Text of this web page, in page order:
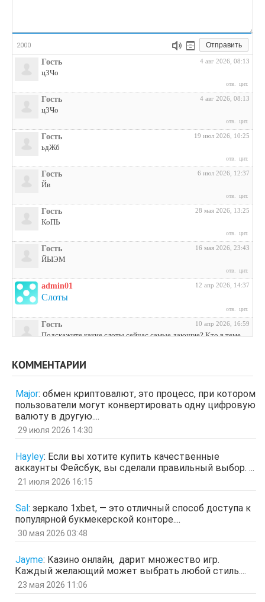
Отправить
2000
Гость 4 авг 2026, 08:13
цЗЧо
отв. цит.
Гость 4 авг 2026, 08:13
цЗЧо
отв. цит.
Гость 19 июл 2026, 10:25
ьдЖб
отв. цит.
Гость 6 июл 2026, 12:37
Йв
отв. цит.
Гость 28 мая 2026, 13:25
КоПЬ
отв. цит.
Гость 16 мая 2026, 23:43
ЙЫЭМ
отв. цит.
admin01 12 апр 2026, 14:37
Слоты
отв. цит.
Гость 10 апр 2026, 16:59
Подскажите какие слоты сейчас самые дающие? Кто в теме
Гость
отв. цит.
Гость 26 мар 2026, 01:35
мЛЙК
ащрд
отв. цит.
Гость
отв. цит.
Гость
ЗОл
отв. цит.
Гость 5 мар 2026, 12:20
оЭЬЧ
SPPS 2 мар 2026, 16:19
КОММЕНТАРИИ
Major: обмен криптовалют, это процесс, при котором
пользователи могут конвертировать одну цифровую
валюту в другую....
29 июля 2026 14:30
Hayley: Если вы хотите купить качественные
аккаунты Фейсбук, вы сделали правильный выбор. ...
21 июля 2026 16:15
Sal : зеркало 1xbet, — это отличный способ доступа к
популярной букмекерской конторе....
30 мая 2026 03:48
Jayme: Казино онлайн, дарит множество игр.
Каждый желающий может выбрать любой стиль....
23 мая 2026 11:06